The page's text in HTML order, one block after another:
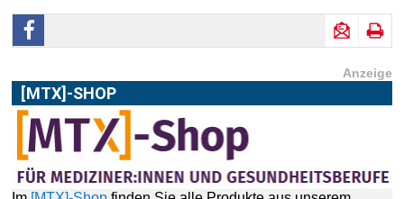
Anzeige
[MTX]-SHOP
Im
finden Sie alle Produkte aus unserem
Verlagsprogramm: Bücher, Zeitschriften oder
Schulungsprogramme sowie praktische Accessoires.